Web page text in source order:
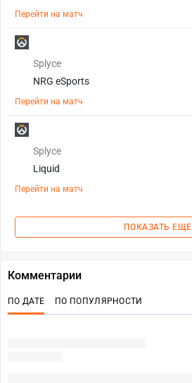
Перейти на матч
Splyce
NRG eSports
Перейти на матч
Splyce
Liquid
Перейти на матч
ПОКАЗАТЬ ЕЩЕ
Комментарии
ПО ДАТЕ ПО ПОПУЛЯРНОСТИ